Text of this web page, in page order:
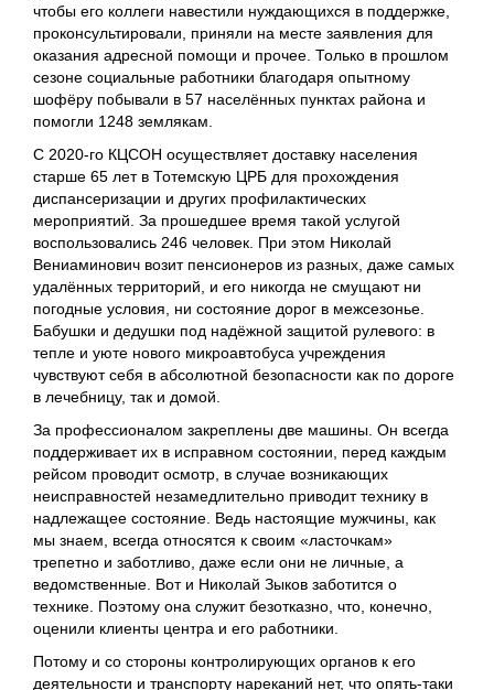
чтобы его коллеги навестили нуждающихся в поддержке,
проконсультировали, приняли на месте заявления для
оказания адресной помощи и прочее. Только в прошлом
сезоне социальные работники благодаря опытному
шофёру побывали в 57 населённых пунктах района и
помогли 1248 землякам.
С 2020-го КЦСОН осуществляет доставку населения
старше 65 лет в Тотемскую ЦРБ для прохождения
диспансеризации и других профилактических
мероприятий. За прошедшее время такой услугой
воспользовались 246 человек. При этом Николай
Вениаминович возит пенсионеров из разных, даже самых
удалённых территорий, и его никогда не смущают ни
погодные условия, ни состояние дорог в межсезонье.
Бабушки и дедушки под надёжной защитой рулевого: в
тепле и уюте нового микроавтобуса учреждения
чувствуют себя в абсолютной безопасности как по дороге
в лечебницу, так и домой.
За профессионалом закреплены две машины. Он всегда
поддерживает их в исправном состоянии, перед каждым
рейсом проводит осмотр, в случае возникающих
неисправностей незамедлительно приводит технику в
надлежащее состояние. Ведь настоящие мужчины, как
мы знаем, всегда относятся к своим «ласточкам»
трепетно и заботливо, даже если они не личные, а
ведомственные. Вот и Николай Зыков заботится о
технике. Поэтому она служит безотказно, что, конечно,
оценили клиенты центра и его работники.
Потому и со стороны контролирующих органов к его
деятельности и транспорту нареканий нет, что опять-таки